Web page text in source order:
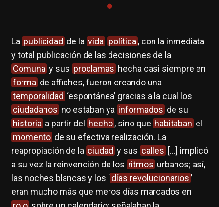
La publicidad de la vida política , con la inmediata
y total publicación de las decisiones de la
Comuna y sus proclamas hecha casi siempre en
forma de affiches, fueron creando una
temporalidad ‘espontánea’ gracias a la cual los
ciudadanos no estaban ya informados de su
historia a partir del hecho , sino que habitaban el
momento de su efectiva realización. La
reapropiación de la ciudad y sus calles […] implicó
a su vez la reinvención de los ritmos urbanos; así,
las noches blancas y los ‘ días revolucionarios’
eran mucho más que meros días marcados en